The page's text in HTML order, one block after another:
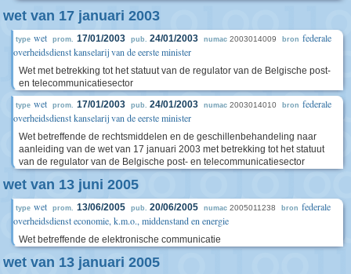
wet van 17 januari 2003
type wet prom. 17/01/2003 pub. 24/01/2003 numac 2003014009 bron federale
overheidsdienst kanselarij van de eerste minister
Wet met betrekking tot het statuut van de regulator van de Belgische post-
en telecommunicatiesector
type wet prom. 17/01/2003 pub. 24/01/2003 numac 2003014010 bron federale
overheidsdienst kanselarij van de eerste minister
Wet betreffende de rechtsmiddelen en de geschillenbehandeling naar
aanleiding van de wet van 17 januari 2003 met betrekking tot het statuut
van de regulator van de Belgische post- en telecommunicatiesector
wet van 13 juni 2005
type wet prom. 13/06/2005 pub. 20/06/2005 numac 2005011238 bron federale
overheidsdienst economie, k.m.o., middenstand en energie
Wet betreffende de elektronische communicatie
wet van 13 januari 2005